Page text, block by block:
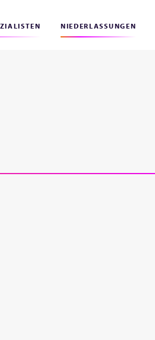
NIEDERLASSUNGEN